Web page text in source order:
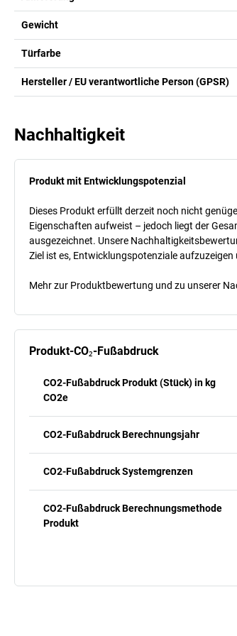
Gewicht
Türfarbe
Hersteller / EU verantwortliche Person (GPSR)
Nachhaltigkeit
Produkt mit Entwicklungspotenzial
Dieses Produkt erfüllt derzeit noch nicht
Eigenschaften aufweist – jedoch liegt der
ausgezeichnet. Unsere
Ziel ist es, Entwicklungspotenziale
Mehr zur Produktbewertung und zu unserer
Produkt-CO₂-Fußabdruck
CO2-Fußabdruck Produkt (Stück) in kg
CO2e
CO2-Fußabdruck Berechnungsjahr
CO2-Fußabdruck Systemgrenzen
CO2-Fußabdruck Berechnungsmethode
Produkt